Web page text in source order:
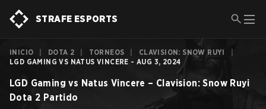
STRAFE ESPORTS
INICIO DOTA 2 TORNEOS CLAVISION: SNOW RUYI
LGD GAMING VS NATUS VINCERE - AUG 3, 2024
LGD Gaming vs Natus Vincere – Clavision: Snow Ruyi
Dota 2 Partido